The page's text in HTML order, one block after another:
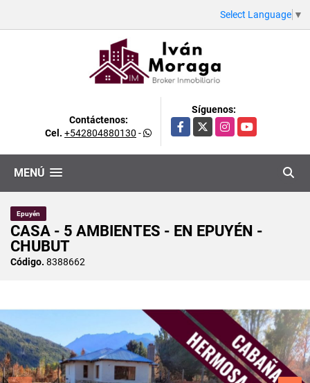
Select Language ▼
Contáctenos:
Cel. +542804880130 -
Síguenos:
Facebook
X InstagramYouTube
MENÚ
Epuyén
CASA - 5 AMBIENTES - EN EPUYÉN -
CHUBUT
Código. 8388662